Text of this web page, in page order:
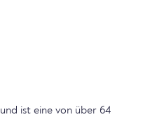
und ist eine von über 64